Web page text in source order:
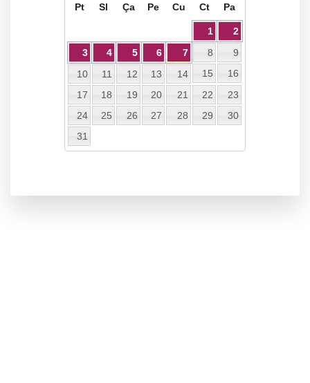
Pt Sl Ça Pe Cu Ct Pa
1
2
3
4 5 6 7 8
9
10
11 12 13 14 15
16
17
18 19 20 21 22
23
24
25 26 27 28 29
30
31